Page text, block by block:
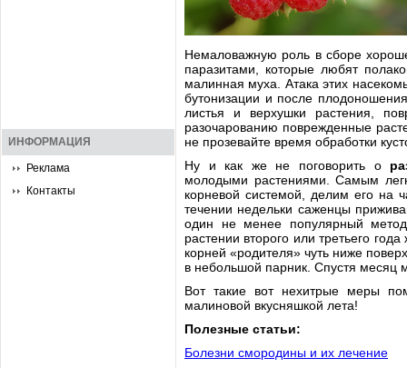
ИНФОРМАЦИЯ
Реклама
Контакты
Немаловажную роль в сборе
паразитами, которые любят
малинная муха. Атака этих
бутонизации и после
листья и верхушки растения,
разочарованию поврежденные
не прозевайте время обработки
Ну и как же не поговорить о
молодыми растениями. Самым
корневой системой, делим его на
течении недельки саженцы
один не менее популярный
растении второго или третьего
корней «родителя» чуть ниже
в небольшой парник. Спустя месяц
Вот такие вот нехитрые меры
малиновой вкусняшкой лета!
Полезные статьи:
Болезни смородины и их лечение